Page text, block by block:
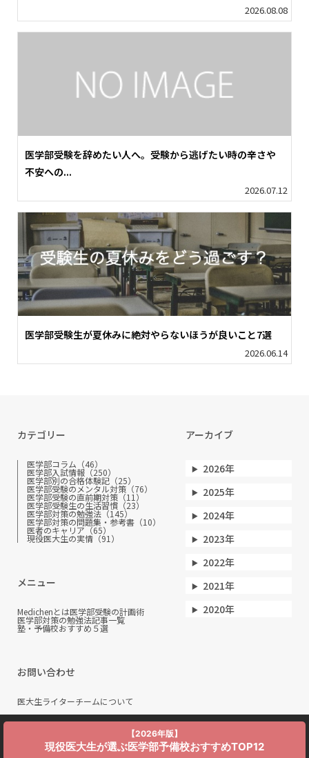
2026.08.08
医学部受験を辞めたい人へ。受験から逃げたい時の辛さや
不安への...
2026.07.12
医学部受験生が夏休みに絶対やらないほうが良いこと7選
2026.06.14
カテゴリー
医学部コラム（46）
医学部入試情報（250）
医学部別の合格体験記（25）
医学部受験のメンタル対策（76）
医学部受験の直前期対策（11）
医学部受験生の生活習慣（23）
医学部対策の勉強法（145）
医学部対策の問題集・参考書（10）
医者のキャリア（65）
現役医大生の実情（91）
メニュー
Medichenとは医学部受験の計画術
医学部対策の勉強法記事一覧
塾・予備校おすすめ５選
お問い合わせ
医大生ライターチームについて
アーカイブ
2026年
2025年
2024年
2023年
2022年
2021年
2020年
【2026年版】
現役医大生が選ぶ医学部予備校おすすめTOP12